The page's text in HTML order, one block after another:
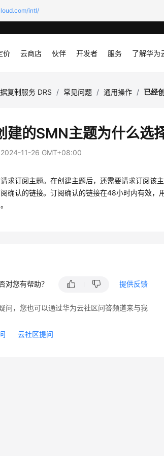
intl/
价 云商店 伙伴 开发者 服务 了解华为
复制服务 DRS / 常见问题 / 通用操作 / 已经
建的SMN主题为什么选
2024-11-26 GMT+08:00
求订阅主题。在创建主题后，还需要请求订阅该
确认的链接。订阅确认的链接在48小时内有效
。
对您有帮助？ 提供反馈
问，您也可以通过华为云社区问答频道来与我
云社区提问